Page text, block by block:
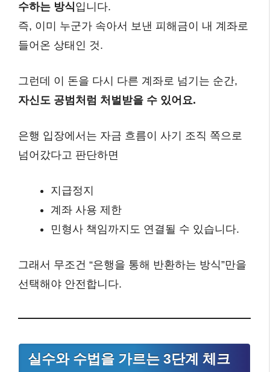
수하는 방식입니다.
즉, 이미 누군가 속아서 보낸 피해금이 내 계좌로
들어온 상태인 것.
그런데 이 돈을 다시 다른 계좌로 넘기는 순간,
자신도 공범처럼 처벌받을 수 있어요.
은행 입장에서는 자금 흐름이 사기 조직 쪽으로
넘어갔다고 판단하면
지급정지
계좌 사용 제한
민형사 책임까지도 연결될 수 있습니다.
그래서 무조건 “은행을 통해 반환하는 방식”만을
선택해야 안전합니다.
실수와 수법을 가르는 3단계 체크